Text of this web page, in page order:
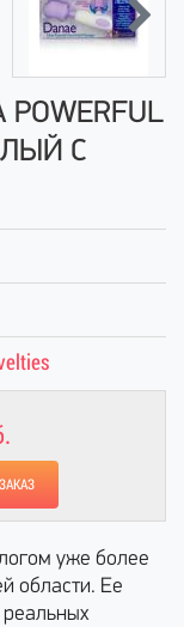
С
уже более
области. Ее